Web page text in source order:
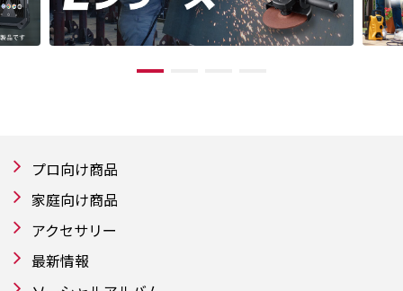
プロ向け商品
家庭向け商品
アクセサリー
最新情報